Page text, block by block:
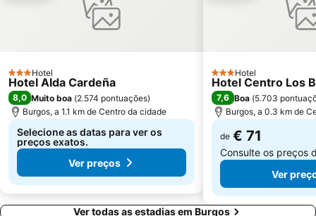
3 Estrelas
Hotel
Hotel Alda Cardeña
8,0 Muito boa (2.574 pontuações)
Burgos, a 1.1 km de Centro da cidade
Selecione as datas para ver os
preços exatos.
Ver preços
3 Estrelas
Hotel
Hotel Centro Los
7,6 Boa (5.703
Burgos, a 0.3 km de
de € 71
Consulte os preços
Ver
Ver todas as estadias em Burgos